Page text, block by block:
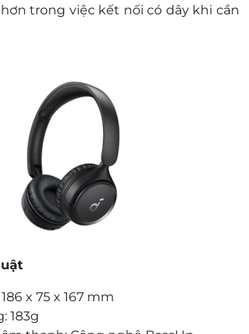
trong việc kết nối có dây khi cần
x 75 x 167 mm
183g